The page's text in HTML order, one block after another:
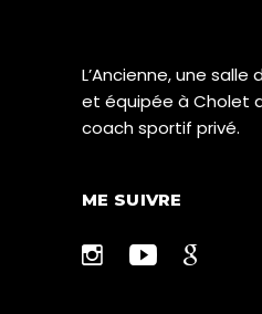
L’Ancienne, une
et équipée à Cholet
coach sportif privé.
ME SUIVRE